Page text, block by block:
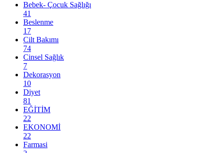
Bebek- Çocuk Sağlığı
41
Beslenme
17
Cilt Bakımı
74
Cinsel Sağlık
7
Dekorasyon
10
Diyet
81
EĞİTİM
22
EKONOMİ
22
Farmasi